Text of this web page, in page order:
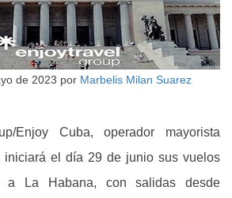
de 2023 por Marbelis Milan Suarez
Enjoy Cuba, operador mayorista
iniciará el día 29 de junio sus vuelos
a La Habana, con salidas desde